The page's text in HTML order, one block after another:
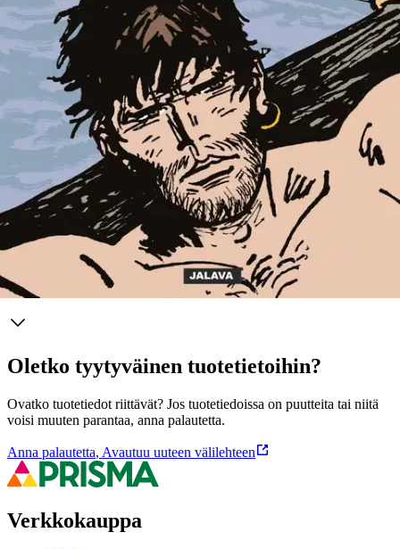
alkaen miljoonat lukijat ympäri maailman ovat pohtineet, miten hän
oli päätynyt sinne. Mihin rikokseen hän oli saattanut syyllistyä?
Miten Munkki ja Rasputin liittyvät tarinaan? Tarowean: yllätysten
päivä -albumissa mysteeri saa selityksen, kun Corto matkaa
Tasmaniasta Borneoon ja sieltä kohti eteläistä Tyyntämerta ja
yllätysten päivää.
Hugo Prattin (1927-1995) tunnetuin hahmo,
vapautta ja naisia rakastava laivaton merikapteeni Corto Maltese
seikkailee nyt kolmatta kertaa uusien tekijöiden tarinassa.
Espanjalaiskaksikko Juan Diaz Canales (käsikirjoitus) ja Ruben
Pellejero (kuvitus) kuuluu sarjakuvan koviin ammattilaisiin. Yhdessä
he ovat luoneet Prattin tyylille uskollisen mutta silti itsenäisen ja
omalakisen kertomuksen.
Näytä lisää tuotekuvausta
Ominaisuudet
Oletko tyytyväinen tuotetietoihin?
Ovatko tuotetiedot riittävät? Jos tuotetiedoissa on puutteita tai niitä
voisi muuten parantaa, anna palautetta.
Anna palautetta, Avautuu uuteen välilehteen
Verkkokauppa